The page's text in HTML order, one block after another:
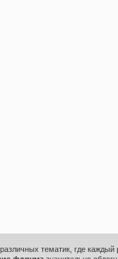
различных тематик, где